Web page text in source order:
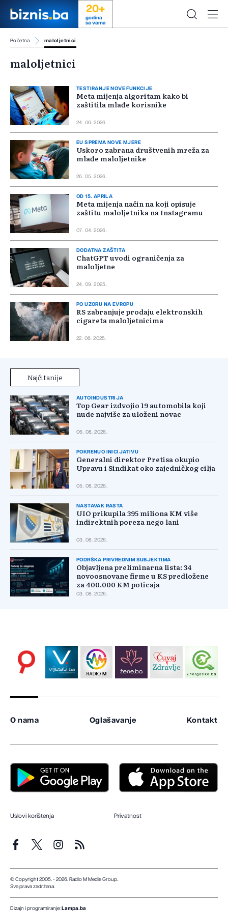
20+
godina
sa vama
Početna maloljetnici
maloljetnici
TESTIRANJE NOVE FUNKCIJE
Meta mijenja algoritam kako bi
zaštitila mlađe korisnike
24. 06. 2026.
EU SPREMA NOVE MJERE
Uskoro zabrana društvenih mreža za
mlađe maloljetnike
26. 05. 2026.
OD 15. APRILA
Meta mijenja način na koji opisuje
zaštitu maloljetnika na Instagramu
07. 04. 2026.
DODATNA ZAŠTITA
ChatGPT uvodi ograničenja za
maloljetne
24. 09. 2025.
PO UZORU NA EVROPU
RS zabranjuje prodaju elektronskih
cigareta maloljetnicima
22. 06. 2025.
Najčitanije
AUTOINDUSTRIJA
Top Gear izdvojio 19 automobila koji
nude najviše za uloženi novac
06. 08. 2026.
POKRENUO INICIJATIVU
Generalni direktor Pretisa okupio
Upravu i Sindikat oko zajedničkog cilja
05. 08. 2026.
NASTAVAK RASTA
UIO prikupila 395 miliona KM više
indirektnih poreza nego lani
03. 08. 2026.
PODRŠKA PRIVREDNIM SUBJEKTIMA
Objavljena preliminarna lista: 34
novoosnovane firme u KS predložene
za 400.000 KM poticaja
03. 08. 2026.
O nama Oglašavanje Kontakt
Uslovi korištenja Privatnost
© Copyright 2005. - 2026. Radio M Media Group.
Sva prava zadržana.
Dizajn i programiranje: Lampa.ba